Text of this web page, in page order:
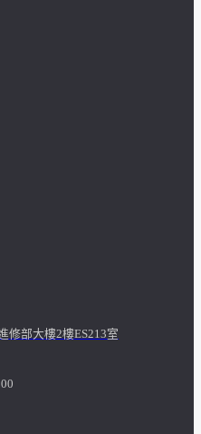
修部大樓2樓ES213室